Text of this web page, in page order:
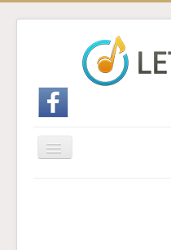
Cambiar
navegación